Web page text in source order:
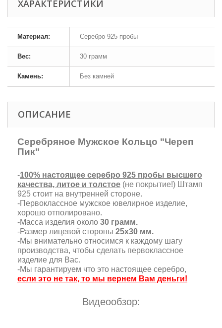
ХАРАКТЕРИСТИКИ
Материал: Серебро 925 пробы
Вес: 30 грамм
Камень: Без камней
ОПИСАНИЕ
Серебряное Мужское Кольцо "Череп
Пик"
-100% настоящее серебро 925 пробы высшего
качества, литое и толстое (не покрытие!) Штамп
925 стоит на внутренней стороне.
-Первоклассное мужское ювелирное изделие,
хорошо отполировано.
-Масса изделия около 30 грамм.
-Размер лицевой стороны 25х30 мм.
-Мы внимательно относимся к каждому шагу
производства, чтобы сделать первоклассное
изделие для Вас.
-Мы гарантируем что это настоящее серебро,
если это не так, то мы вернем Вам деньги!
Видеообзор: